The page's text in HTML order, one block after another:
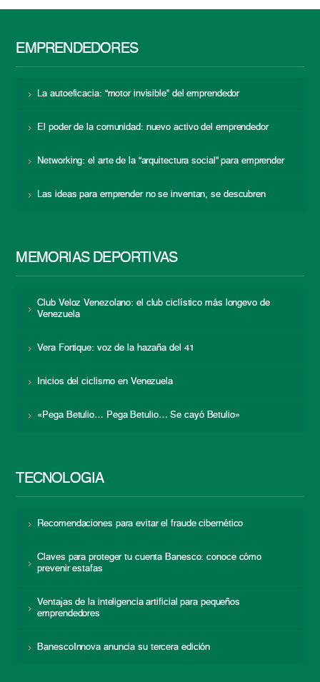
EMPRENDEDORES
La autoeficacia: “motor invisible” del emprendedor
El poder de la comunidad: nuevo activo del emprendedor
Networking: el arte de la “arquitectura social” para emprender
Las ideas para emprender no se inventan, se descubren
MEMORIAS DEPORTIVAS
Club Veloz Venezolano: el club ciclístico más longevo de
Venezuela
Vera Fortique: voz de la hazaña del 41
Inicios del ciclismo en Venezuela
«Pega Betulio… Pega Betulio… Se cayó Betulio»
TECNOLOGÍA
Recomendaciones para evitar el fraude cibernético
Claves para proteger tu cuenta Banesco: conoce cómo
prevenir estafas
Ventajas de la inteligencia artificial para pequeños
emprendedores
BanescoInnova anuncia su tercera edición